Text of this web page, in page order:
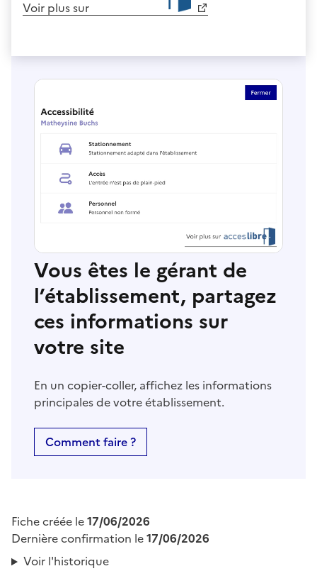
Voir plus sur
Vous êtes le gérant de
l’établissement, partagez
ces informations sur
votre site
En un copier-coller, affichez les informations
principales de votre établissement.
Comment faire ?
Fiche créée le17/06/2026
Dernière confirmation le17/06/2026
Voir l'historique